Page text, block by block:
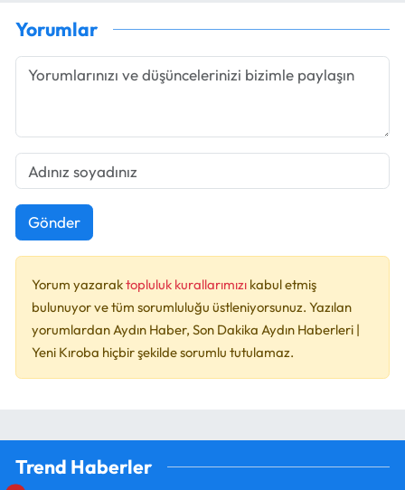
Yorumlar
Gönder
Yorum yazaraktopluluk kurallarımızı kabul etmiş
bulunuyor ve tüm sorumluluğu üstleniyorsunuz. Yazılan
yorumlardan Aydın Haber, Son Dakika Aydın Haberleri |
Yeni Kıroba hiçbir şekilde sorumlu tutulamaz.
Trend Haberler